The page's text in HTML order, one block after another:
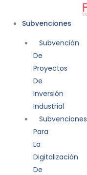
Subvenciones
Subvención
De
Proyectos
De
Inversión
Industrial
Subvenciones
Para
La
Digitalización
De